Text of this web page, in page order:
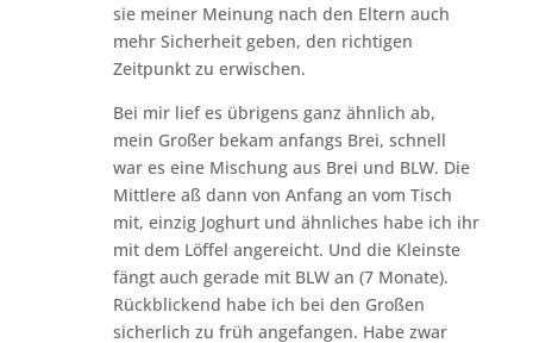
sie meiner Meinung nach den Eltern auch
mehr Sicherheit geben, den richtigen
Zeitpunkt zu erwischen.
Bei mir lief es übrigens ganz ähnlich ab,
mein Großer bekam anfangs Brei, schnell
war es eine Mischung aus Brei und BLW. Die
Mittlere aß dann von Anfang an vom Tisch
mit, einzig Joghurt und ähnliches habe ich ihr
mit dem Löffel angereicht. Und die Kleinste
fängt auch gerade mit BLW an (7 Monate).
Rückblickend habe ich bei den Großen
sicherlich zu früh angefangen. Habe zwar